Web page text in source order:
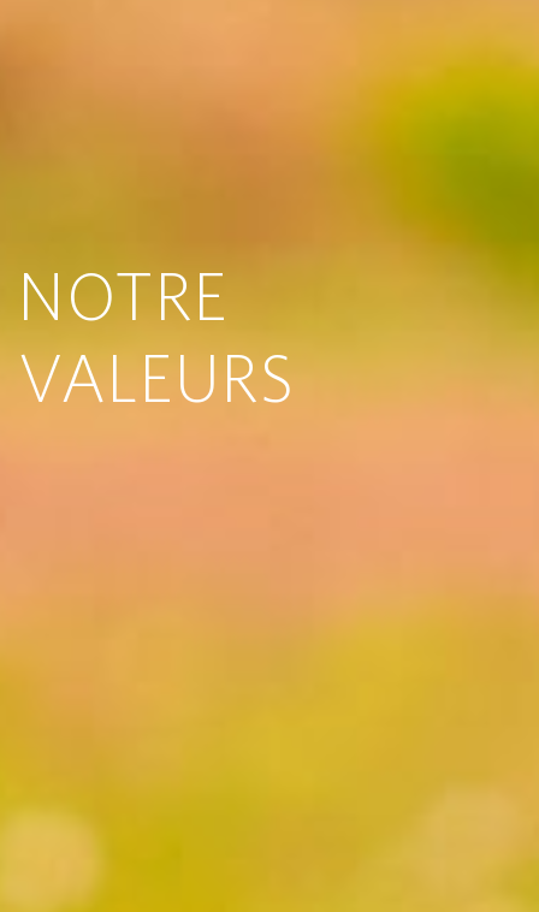
NOTRE
VALEURS
NOTRE